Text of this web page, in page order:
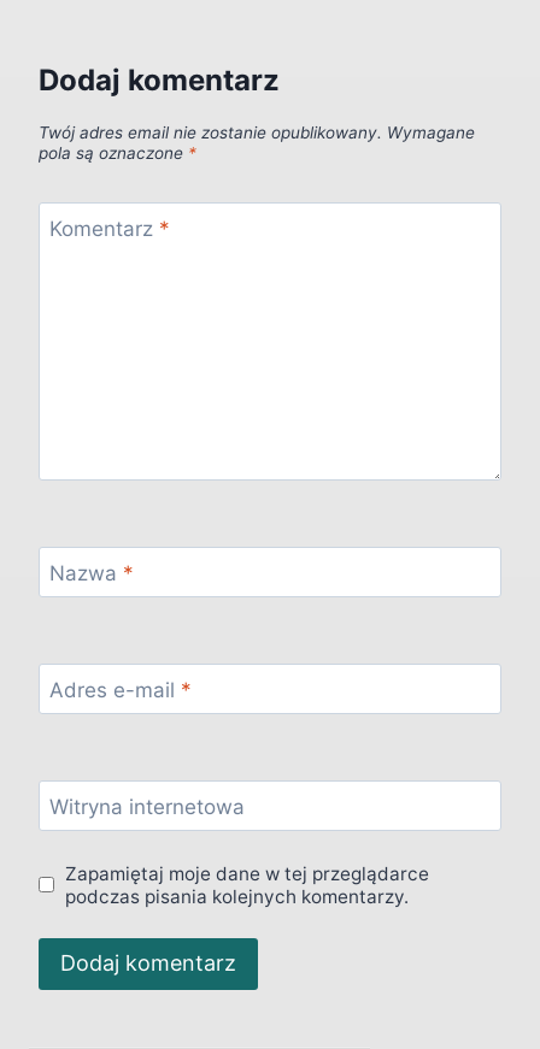
Dodaj komentarz
Twój adres email nie zostanie opublikowany. Wymagane
pola są oznaczone *
Komentarz *
Nazwa *
Adres e-mail *
Witryna internetowa
Zapamiętaj moje dane w tej przeglądarce
podczas pisania kolejnych komentarzy.